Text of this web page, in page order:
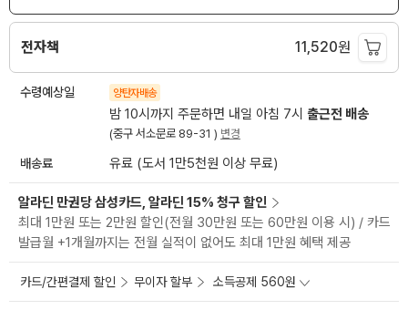
전자책 11,520원
수령예상일 양탄자배송
밤 10시까지 주문하면 내일 아침 7시 출근전 배송
(중구 서소문로 89-31 ) 변경
배송료 유료 (도서 1만5천원 이상 무료)
알라딘 만권당 삼성카드, 알라딘 15% 청구 할인
최대 1만원 또는 2만원 할인(전월 30만원 또는 60만원 이용 시) / 카드
발급월 +1개월까지는 전월 실적이 없어도 최대 1만원 혜택 제공
카드/간편결제 할인 무이자 할부 소득공제 560원